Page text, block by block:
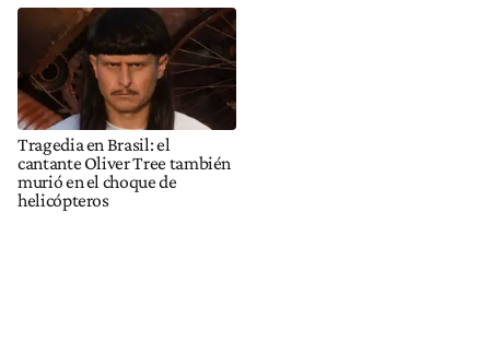
Tragedia en Brasil: el
cantante Oliver Tree también
murió en el choque de
helicópteros